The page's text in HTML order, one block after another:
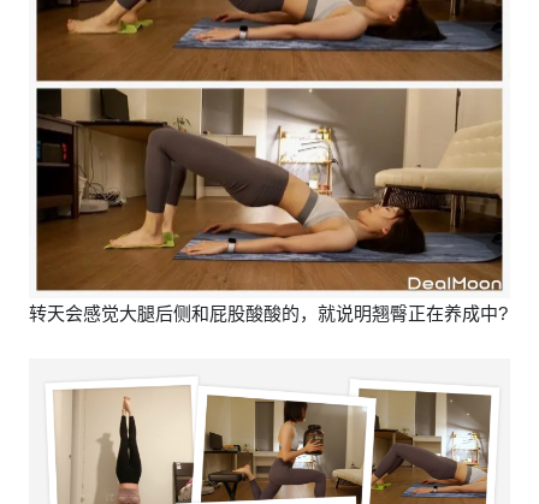
转天会感觉大腿后侧和屁股酸酸的，就说明翘臀正在养成中?